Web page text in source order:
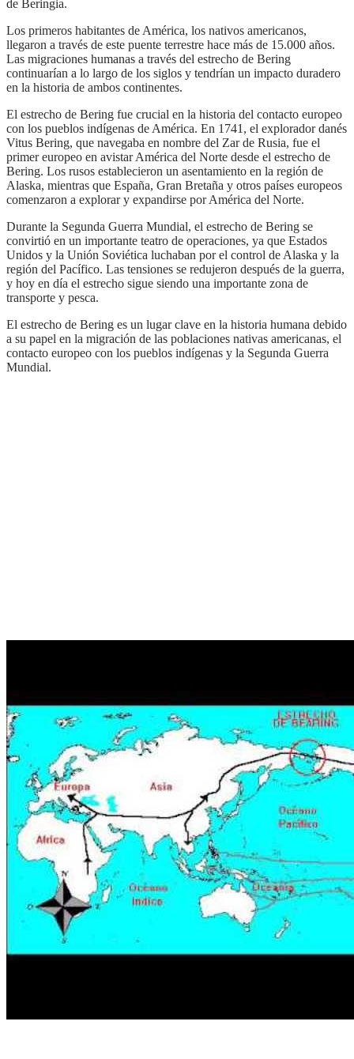
de Beringia.
Los primeros habitantes de América, los nativos americanos,
llegaron a través de este puente terrestre hace más de 15.000 años.
Las migraciones humanas a través del estrecho de Bering
continuarían a lo largo de los siglos y tendrían un impacto duradero
en la historia de ambos continentes.
El estrecho de Bering fue crucial en la historia del contacto europeo
con los pueblos indígenas de América. En 1741, el explorador danés
Vitus Bering, que navegaba en nombre del Zar de Rusia, fue el
primer europeo en avistar América del Norte desde el estrecho de
Bering. Los rusos establecieron un asentamiento en la región de
Alaska, mientras que España, Gran Bretaña y otros países europeos
comenzaron a explorar y expandirse por América del Norte.
Durante la Segunda Guerra Mundial, el estrecho de Bering se
convirtió en un importante teatro de operaciones, ya que Estados
Unidos y la Unión Soviética luchaban por el control de Alaska y la
región del Pacífico. Las tensiones se redujeron después de la guerra,
y hoy en día el estrecho sigue siendo una importante zona de
transporte y pesca.
el estrecho de Bering es un lugar clave en la historia humana debido
a su papel en la migración de las poblaciones nativas americanas, el
contacto europeo con los pueblos indígenas y la Segunda Guerra
Mundial.